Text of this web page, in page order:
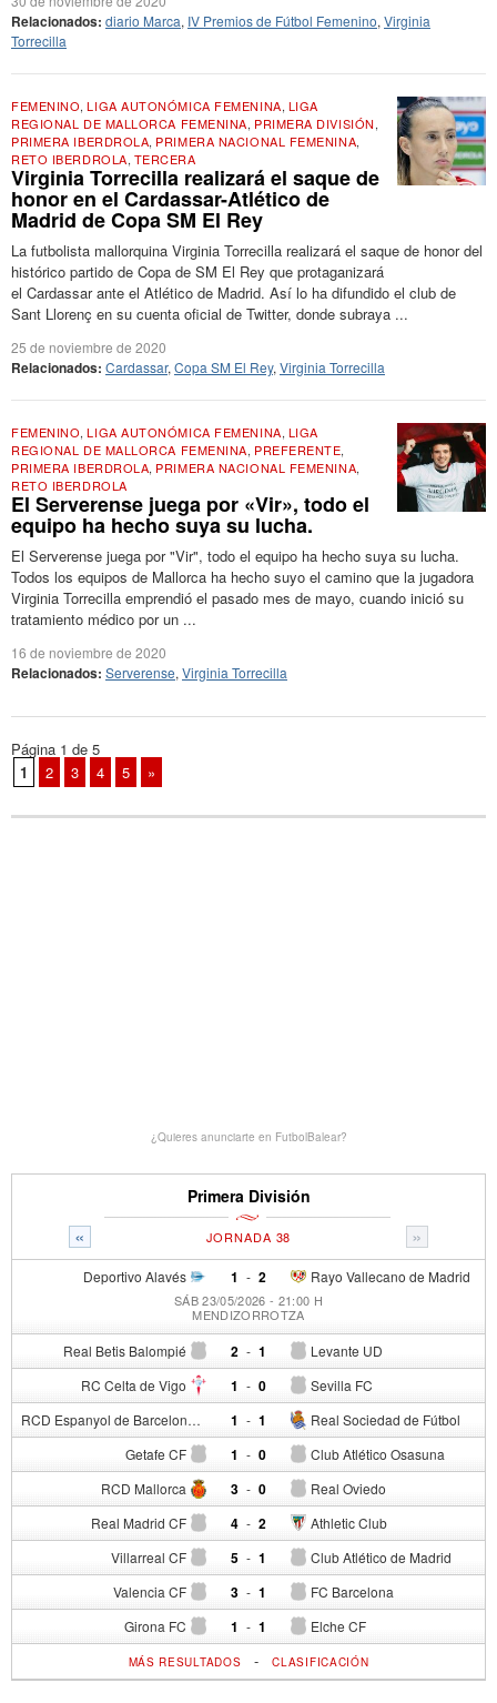
Relacionados: diario Marca, IV Premios de Fútbol Femenino, Virginia
Torrecilla
FEMENINO,LIGA AUTONÓMICA FEMENINA, LIGA
REGIONAL DE MALLORCA FEMENINA, PRIMERA DIVISIÓN,
PRIMERA IBERDROLA, PRIMERA NACIONAL FEMENINA,
RETO IBERDROLA, TERCERA
Virginia Torrecilla realizará el saque de
honor en el Cardassar-Atlético de
Madrid de Copa SM El Rey
La futbolista mallorquina Virginia Torrecilla realizará el saque de honor del
histórico partido de Copa de SM El Rey que protaganizará
el Cardassar ante el Atlético de Madrid. Así lo ha difundido el club de
Sant Llorenç en su cuenta oficial de Twitter, donde subraya ...
25 de noviembre de 2020
Relacionados: Cardassar, Copa SM El Rey, Virginia Torrecilla
FEMENINO,LIGA AUTONÓMICA FEMENINA, LIGA
REGIONAL DE MALLORCA FEMENINA, PREFERENTE,
PRIMERA IBERDROLA, PRIMERA NACIONAL FEMENINA,
RETO IBERDROLA
El Serverense juega por «Vir», todo el
equipo ha hecho suya su lucha.
El Serverense juega por "Vir", todo el equipo ha hecho suya su lucha.
Todos los equipos de Mallorca ha hecho suyo el camino que la jugadora
Virginia Torrecilla emprendió el pasado mes de mayo, cuando inició su
tratamiento médico por un ...
16 de noviembre de 2020
Relacionados: Serverense, Virginia Torrecilla
Página 1 de 5
1
2 3 4 5 »
¿Quieres anunciarte en FutbolBalear?
Primera División
« »
JORNADA 38
Deportivo Alavés 1 - Rayo Vallecano de Madrid
2
SÁB 23/05/2026 - 21:00 H
MENDIZORROTZA
Real Betis Balompié 2 - Levante UD
1
RC Celta de Vigo 1 - Sevilla FC
0
RCD Espanyol de Barcelona 1 - Real Sociedad de Fútbol
1
Getafe CF 1 - Club Atlético Osasuna
0
RCD Mallorca 3 - Real Oviedo
0
Real Madrid CF 4 - Athletic Club
2
Villarreal CF 5 - Club Atlético de Madrid
1
Valencia CF 3 - FC Barcelona
1
Girona FC 1 - Elche CF
1
MÁS RESULTADOS -CLASIFICACIÓN